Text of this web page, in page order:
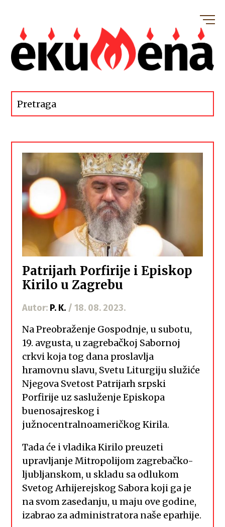
Patrijarh Porfirije i Episkop
Kirilo u Zagrebu
Autor: P. K. / 18. 08. 2023.
Na Preobraženje Gospodnje, u subotu,
19. avgusta, u zagrebačkoj Sabornoj
crkvi koja tog dana proslavlja
hramovnu slavu, Svetu Liturgiju služiće
Njegova Svetost Patrijarh srpski
Porfirije uz sasluženje Episkopa
buenosajreskog i
južnocentralnoameričkog Kirila.
Tada će i vladika Kirilo preuzeti
upravljanje Mitropolijom zagrebačko-
ljubljanskom, u skladu sa odlukom
Svetog Arhijerejskog Sabora koji ga je
na svom zasedanju, u maju ove godine,
izabrao za administratora naše eparhije.